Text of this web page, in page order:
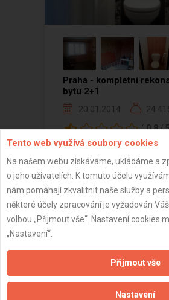
Praha - kompletní
bytu 2+1
20.01.2014
24
(0.8/
Zobrazeno 1 z 1
Důležité
Naše firmy a
Tento web využívá soubory cookies
Na našem webu získáváme, ukládáme a
o jeho uživatelích. K tomuto účelu
nám pomáhají zkvalitnit naše služby a
některé účely zpracování je vyžadován
volbou „Přijmout vše“. Nastavení cookies
„Nastavení“.
Přijmout vše
Nastavení